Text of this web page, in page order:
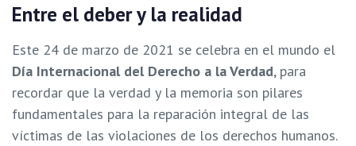
Entre el deber y la realidad
Este 24 de marzo de 2021 se celebra en el mundo el
Día Internacional del Derecho a la Verdad, para
recordar que la verdad y la memoria son pilares
fundamentales para la reparación integral de las
víctimas de las violaciones de los derechos humanos.